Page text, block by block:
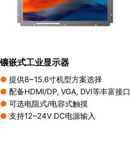
镶嵌式工业显示器
● 提供8~15.6寸机型方案选择
● 配备HDMI/DP, VGA, DVI等丰富接口
● 可选电阻式/电容式触摸
● 支持12~24V DC电源输入